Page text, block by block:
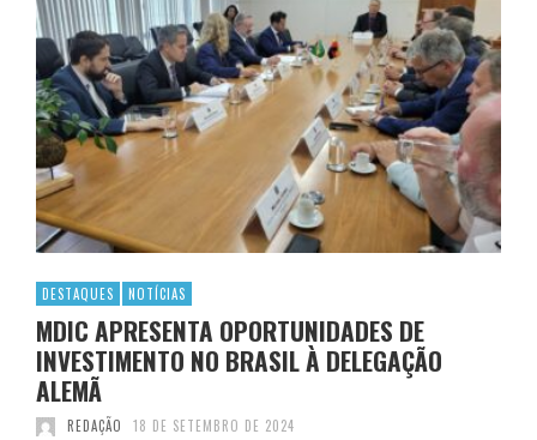
DESTAQUES NOTÍCIAS
MDIC APRESENTA OPORTUNIDADES DE
INVESTIMENTO NO BRASIL À DELEGAÇÃO
ALEMÃ
REDAÇÃO 18 DE SETEMBRO DE 2024